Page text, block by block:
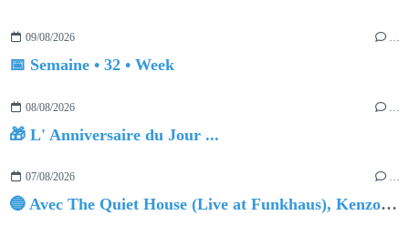
09/08/2026 …
📅 Semaine • 32 • Week
08/08/2026
🎁 L' Anniversaire du Jour ...
07/08/2026 …
🔵 Avec The Quiet House (Live at Funkhaus), Kenzo Zurzolo livre une performance aussi intense qu'envoûtante.